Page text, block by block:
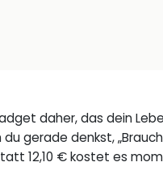
daher, das dein
gerade denkst,
12,10 € kostet es